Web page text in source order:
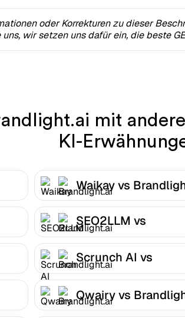
oder Korrekturen zu dieser
uns, wir setzen uns dafür ein, die beste
mit
KI-
Waikay vs
SEO2LLM vs
Brandlight.ai
Scrunch AI vs
Brandlight.ai
Qwairy vs